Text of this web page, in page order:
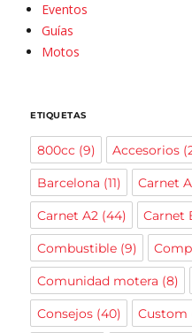
Eventos
Guías
Motos
ETIQUETAS
800cc (9) Accesorios
Barcelona (11) Carnet A
Carnet A2(44) Carnet
Combustible(9)
Comunidad motera (8)
Consejos(40) Custom